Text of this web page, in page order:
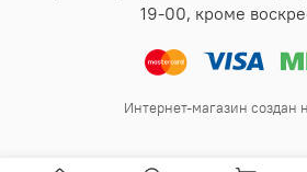
19-00, кроме
Интернет-магазин создан